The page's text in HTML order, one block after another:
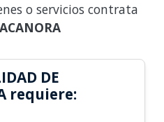
o servicios contrata
DE
requiere: